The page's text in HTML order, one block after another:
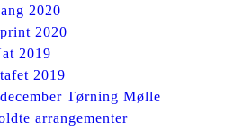
2020
2020
2019
2019
Tørning Mølle
arrangementer